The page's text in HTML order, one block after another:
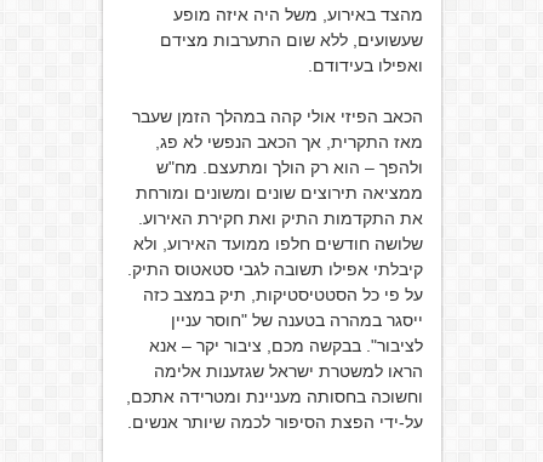
מהצד באירוע, משל היה איזה מופע
שעשועים, ללא שום התערבות מצידם
ואפילו בעידודם.
הכאב הפיזי אולי קהה במהלך הזמן שעבר
מאז התקרית, אך הכאב הנפשי לא פג,
ולהפך – הוא רק הולך ומתעצם. מח"ש
ממציאה תירוצים שונים ומשונים ומורחת
את התקדמות התיק ואת חקירת האירוע.
שלושה חודשים חלפו ממועד האירוע, ולא
קיבלתי אפילו תשובה לגבי סטאטוס התיק.
על פי כל הסטטיסטיקות, תיק במצב כזה
ייסגר במהרה בטענה של "חוסר עניין
לציבור". בבקשה מכם, ציבור יקר – אנא
הראו למשטרת ישראל שגזענות אלימה
וחשוכה בחסותה מעניינת ומטרידה אתכם,
על-ידי הפצת הסיפור לכמה שיותר אנשים.